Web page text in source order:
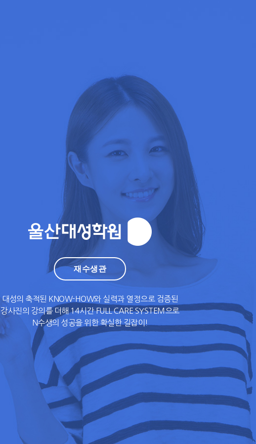
재수생관
대성의 축적된 KNOW-HOW와 실력과 열정으로 검증된
강사진의 강의를 더해 14시간 FULL CARE SYSTEM으로
N수생의 성공을 위한 확실한 길잡이!